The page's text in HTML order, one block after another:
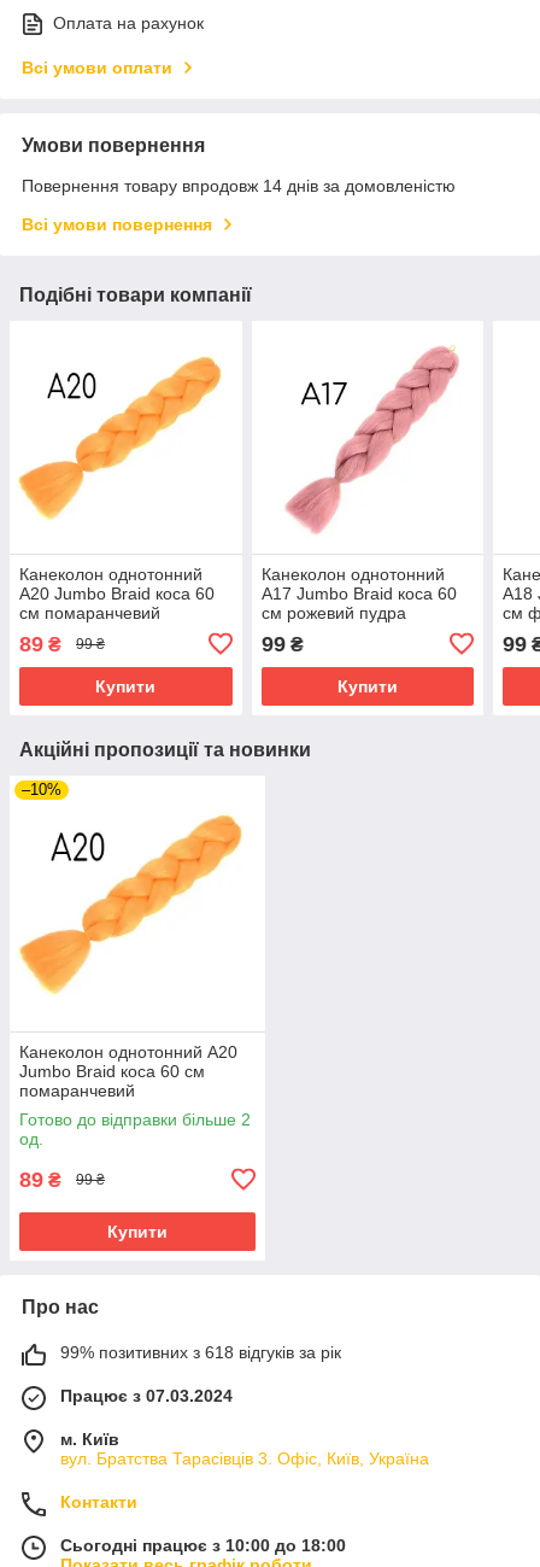
Оплата на рахунок
Всі умови оплати
Умови повернення
Повернення товару впродовж 14 днів за домовленістю
Всі умови повернення
Подібні товари компанії
Канеколон однотонний
А20 Jumbo Braid коса 60
см помаранчевий
89 ₴ 99 ₴
Купити
Канеколон однотонний
А17 Jumbo Braid коса 60
см рожевий пудра
99₴
Купити
А18
см
99
Акційні пропозиції та новинки
–10%
Канеколон однотонний А20
Jumbo Braid коса 60 см
помаранчевий
Готово до відправки більше 2
од.
89 ₴ 99 ₴
Купити
Про нас
99% позитивних з 618 відгуків за рік
Працює з 07.03.2024
м. Київ
вул. Братства Тарасівців 3. Офіс, Київ, Україна
Контакти
Сьогодні працює з 10:00 до 18:00